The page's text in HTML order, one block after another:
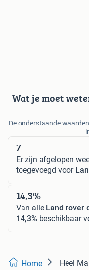
Wat je moet
De onderstaande
7
Er zijn afgelopen
toegevoegd voor
14,3%
Van alle Land rover
14,3% beschikbaar
Home Heel